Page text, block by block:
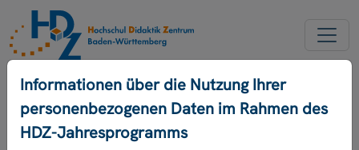
NEUER ACCOUNT
PASSWORD VERGESSEN
ENGLISCH
Informationen über die Nutzung Ihrer
personenbezogenen Daten im Rahmen des
HDZ-Jahresprogramms